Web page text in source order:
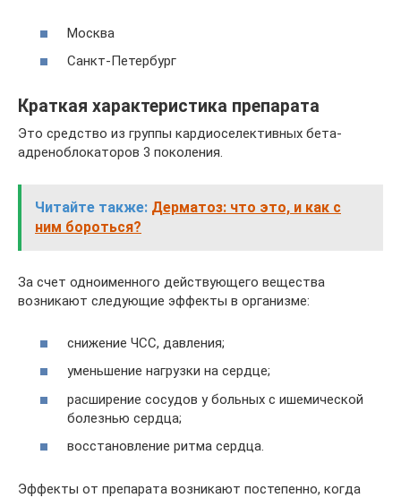
Москва
Санкт-Петербург
Краткая характеристика препарата
Это средство из группы кардиоселективных бета-
адреноблокаторов 3 поколения.
Читайте также: Дерматоз: что это, и как с
ним бороться?
За счет одноименного действующего вещества
возникают следующие эффекты в организме:
снижение ЧСС, давления;
уменьшение нагрузки на сердце;
расширение сосудов у больных с ишемической
болезнью сердца;
восстановление ритма сердца.
Эффекты от препарата возникают постепенно, когда